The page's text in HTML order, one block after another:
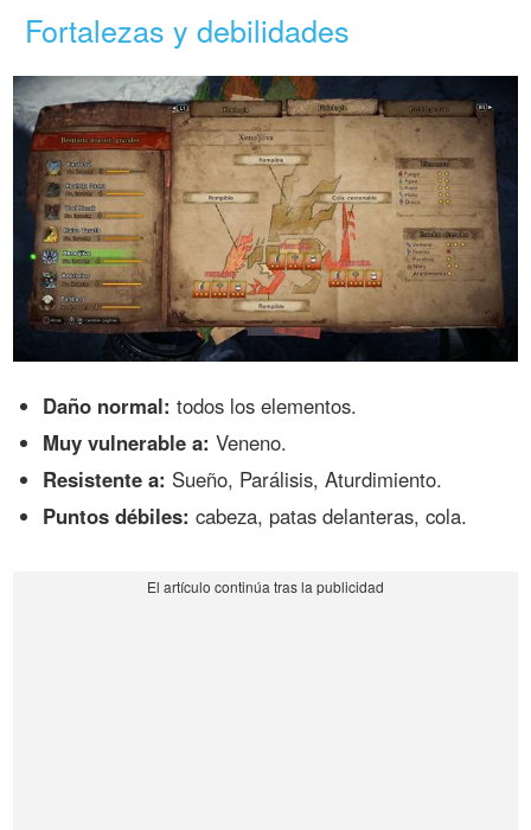
Fortalezas y debilidades
Daño normal: todos los elementos.
Muy vulnerable a: Veneno.
Resistente a: Sueño, Parálisis, Aturdimiento.
Puntos débiles: cabeza, patas delanteras, cola.